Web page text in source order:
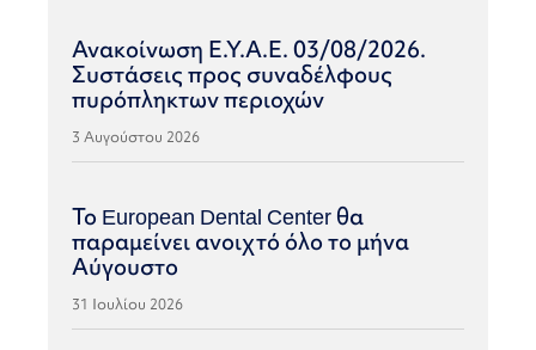
Ανακοίνωση Ε.Υ.Α.Ε. 03/08/2026.
Συστάσεις προς συναδέλφους
πυρόπληκτων περιοχών
3 Αυγούστου 2026
Το European Dental Center θα
παραμείνει ανοιχτό όλο το μήνα
Αύγουστο
31 Ιουλίου 2026